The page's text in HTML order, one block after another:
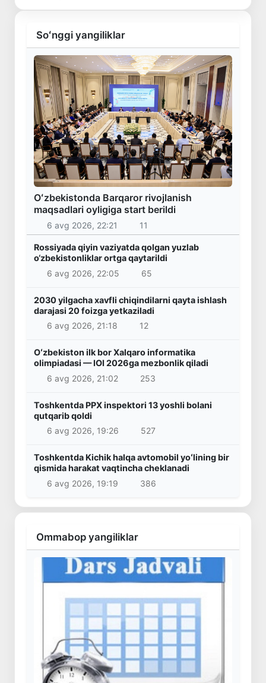
Soʻnggi yangiliklar
Oʻzbekistonda Barqaror rivojlanish
maqsadlari oyligiga start berildi
6 avg 2026, 22:21 11
Rossiyada qiyin vaziyatda qolgan yuzlab
o‘zbekistonliklar ortga qaytarildi
6 avg 2026, 22:05
65
2030 yilgacha xavfli chiqindilarni qayta ishlash
darajasi 20 foizga yetkaziladi
6 avg 2026, 21:18
12
Oʻzbekiston ilk bor Xalqaro informatika
olimpiadasi — IOI 2026ga mezbonlik qiladi
6 avg 2026, 21:02
253
Toshkentda PPX inspektori 13 yoshli bolani
qutqarib qoldi
6 avg 2026, 19:26
527
Toshkentda Kichik halqa avtomobil yoʻlining bir
qismida harakat vaqtincha cheklanadi
6 avg 2026, 19:19
386
Ommabop yangiliklar